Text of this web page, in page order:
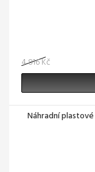
4 816 Kč
Náhradní